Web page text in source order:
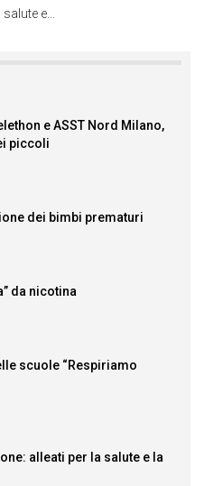
e...
e ASST Nord Milano,
piccoli
dei bimbi prematuri
da nicotina
scuole “Respiriamo
alleati per la salute e la